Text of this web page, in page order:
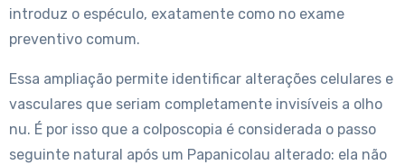
introduz o espéculo, exatamente como no exame
preventivo comum.
Essa ampliação permite identificar alterações celulares e
vasculares que seriam completamente invisíveis a olho
nu. É por isso que a colposcopia é considerada o passo
seguinte natural após um Papanicolau alterado: ela não